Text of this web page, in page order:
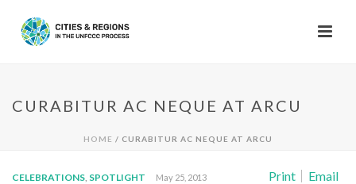
CURABITUR AC NEQUE AT ARCU
HOME / CURABITUR AC NEQUE AT ARCU
Print Email
CELEBRATIONS, SPOTLIGHT May 25, 2013